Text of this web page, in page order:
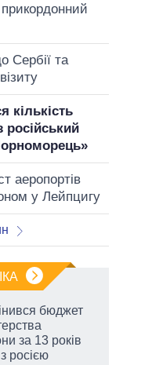
Сербії та
кількість
російський
аеропортів
у Лейпцигу
бюджет
за 13 років
росією